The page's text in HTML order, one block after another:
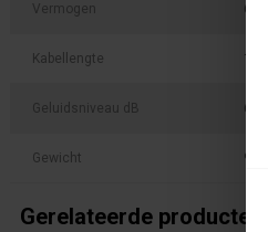
Vermogen
Kabellengte
Geluidsniveau dB 66
Gewicht 9 kg
Gerelateerde producten